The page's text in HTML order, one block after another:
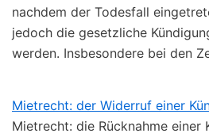
nachdem der Todesfall
jedoch die gesetzliche
werden. Insbesondere bei den
Mietrecht: der Widerruf einer
Mietrecht: die Rücknahme einer